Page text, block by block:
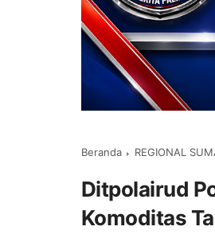
Beranda REGIONAL
Ditpolairud
Komoditas